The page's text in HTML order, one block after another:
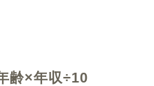
齢×年収÷10